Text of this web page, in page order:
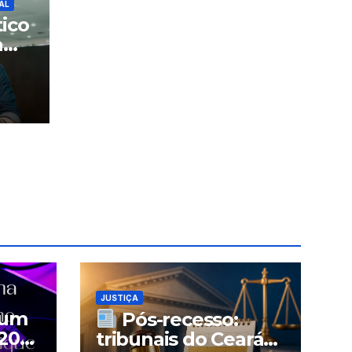
JUSTIÇA
Pós-recesso:
tribunais do Ceará